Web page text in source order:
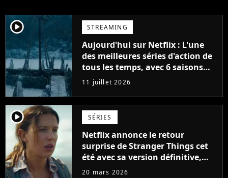
player2 STREAMING
Aujourd'hui sur Netflix : L'une
des meilleures séries d'action de
tous les temps, avec 6 saisons
parfaites
11 juillet 2026
player2 SÉRIES
Netflix annonce le retour
surprise de Stranger Things cet
été avec sa version définitive,
une décision historique
20 mars 2026